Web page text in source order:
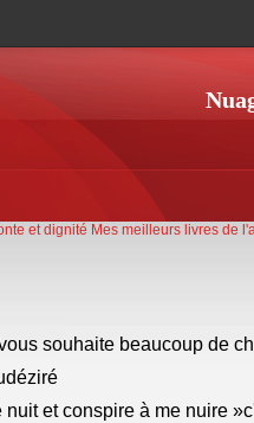
et dignité Mes meilleurs livres de
souhaite beaucoup de
et conspire à me nuire